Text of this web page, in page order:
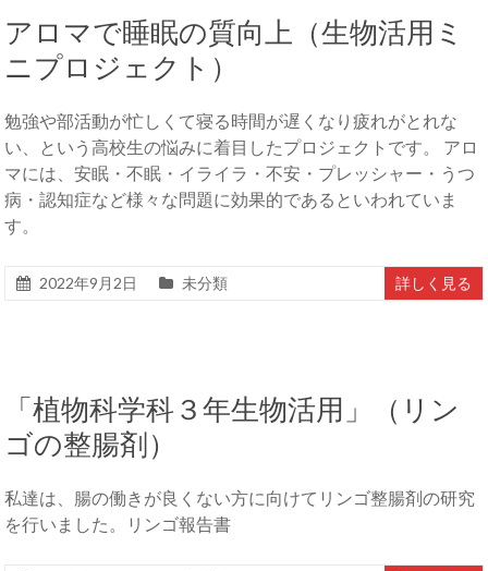
アロマで睡眠の質向上（生物活用ミ
ニプロジェクト）
勉強や部活動が忙しくて寝る時間が遅くなり疲れがとれな
い、という高校生の悩みに着目したプロジェクトです。 アロ
マには、安眠・不眠・イライラ・不安・プレッシャー・うつ
病・認知症など様々な問題に効果的であるといわれていま
す。
2022年9月2日 未分類 詳しく見る
「植物科学科３年生物活用」（リン
ゴの整腸剤）
私達は、腸の働きが良くない方に向けてリンゴ整腸剤の研究
を行いました。リンゴ報告書